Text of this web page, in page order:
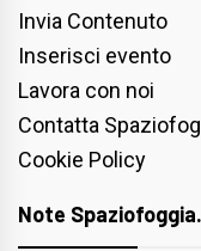
Invia Contenuto
Inserisci evento
Lavora con noi
Contatta
Cookie Policy
Note